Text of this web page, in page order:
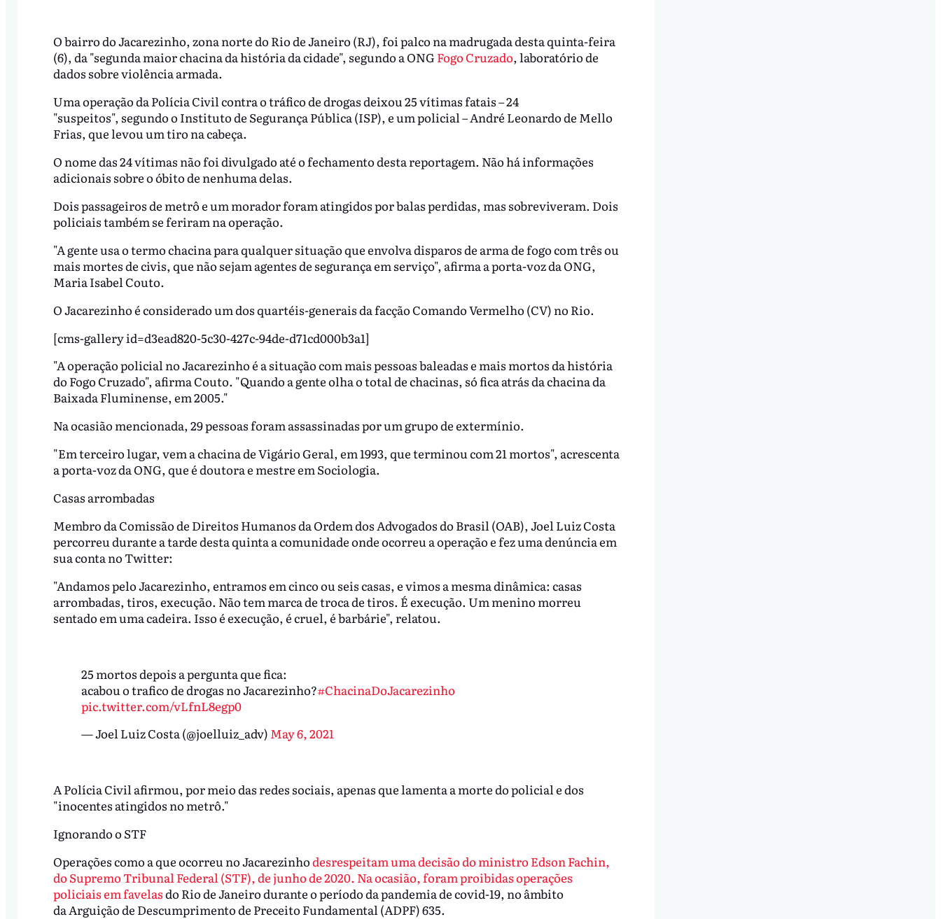
O bairro do Jacarezinho, zona norte do Rio de Janeiro (RJ), foi palco na madrugada desta quinta-feira
(6), da "segunda maior chacina da história da cidade", segundo a ONG Fogo Cruzado, laboratório de
dados sobre violência armada.
Uma operação da Polícia Civil contra o tráfico de drogas deixou 25 vítimas fatais – 24
"suspeitos", segundo o Instituto de Segurança Pública (ISP), e um policial – André Leonardo de Mello
Frias, que levou um tiro na cabeça.
O nome das 24 vítimas não foi divulgado até o fechamento desta reportagem. Não há informações
adicionais sobre o óbito de nenhuma delas.
Dois passageiros de metrô e um morador foram atingidos por balas perdidas, mas sobreviveram. Dois
policiais também se feriram na operação.
"A gente usa o termo chacina para qualquer situação que envolva disparos de arma de fogo com três ou
mais mortes de civis, que não sejam agentes de segurança em serviço", afirma a porta-voz da ONG,
Maria Isabel Couto.
O Jacarezinho é considerado um dos quartéis-generais da facção Comando Vermelho (CV) no Rio.
[cms-gallery id=d3ead820-5c30-427c-94de-d71cd000b3a1]
"A operação policial no Jacarezinho é a situação com mais pessoas baleadas e mais mortos da história
do Fogo Cruzado", afirma Couto. "Quando a gente olha o total de chacinas, só fica atrás da chacina da
Baixada Fluminense, em 2005."
Na ocasião mencionada, 29 pessoas foram assassinadas por um grupo de extermínio.
"Em terceiro lugar, vem a chacina de Vigário Geral, em 1993, que terminou com 21 mortos", acrescenta
a porta-voz da ONG, que é doutora e mestre em Sociologia.
Casas arrombadas
Membro da Comissão de Direitos Humanos da Ordem dos Advogados do Brasil (OAB), Joel Luiz Costa
percorreu durante a tarde desta quinta a comunidade onde ocorreu a operação e fez uma denúncia em
sua conta no Twitter:
"Andamos pelo Jacarezinho, entramos em cinco ou seis casas, e vimos a mesma dinâmica: casas
arrombadas, tiros, execução. Não tem marca de troca de tiros. É execução. Um menino morreu
sentado em uma cadeira. Isso é execução, é cruel, é barbárie", relatou.
25 mortos depois a pergunta que fica:
acabou o trafico de drogas no Jacarezinho?#ChacinaDoJacarezinho
pic.twitter.com/vLfnL8egp0
— Joel Luiz Costa (@joelluiz_adv) May 6, 2021
A Polícia Civil afirmou, por meio das redes sociais, apenas que lamenta a morte do policial e dos
"inocentes atingidos no metrô."
Ignorando o STF
Operações como a que ocorreu no Jacarezinhodesrespeitam uma decisão do ministro Edson Fachin,
do Supremo Tribunal Federal (STF), de junho de 2020. Na ocasião, foram proibidas operações
policiais em favelasdo Rio de Janeiro durante o período da pandemia de covid-19, no âmbito
da Arguição de Descumprimento de Preceito Fundamental (ADPF) 635.